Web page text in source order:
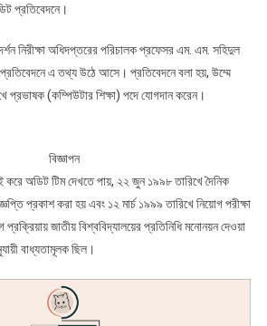
চাঞ্চল্যকর
প্রতিবেদনে।
নিরীক্ষা অধিদপ্তরের পরিচালক প্রফেসর এম. এম. সহিদুল
এ তথ্য উঠে আসে। প্রতিবেদনে বলা হয়, উম্মে
(কম্পিউটার শিক্ষা) পদে যোগদান করেন।
বিজ্ঞাপন
করে অডিট টিম দেখতে পায়, ২২ জুন ১৯৯৮ তারিখে দৈনিক
প্রকাশ করা হয় এবং ১২ মার্চ ১৯৯৯ তারিখে নিয়োগ পরীক্ষা
জাতীয় বিশ্ববিদ্যালয়ের প্রতিনিধি মনোনয়ন দেওয়া
বাধ্যতামূলক ছিল।